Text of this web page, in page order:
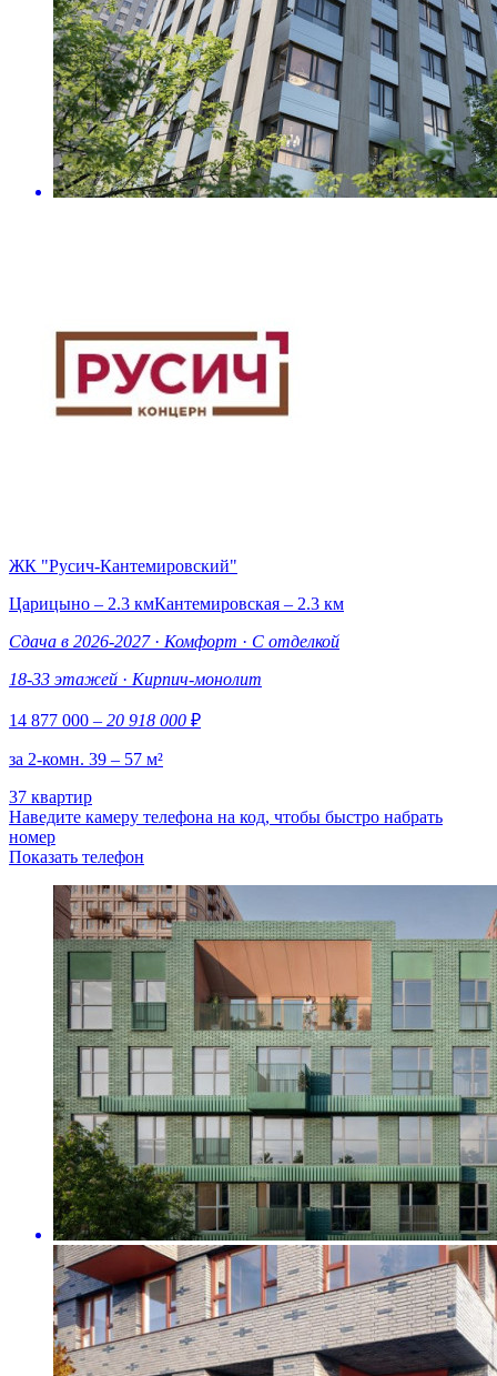
ЖК "Русич-Кантемировский"
Царицыно – 2.3 кмКантемировская – 2.3 км
Сдача в 2026-2027 · Комфорт · С отделкой
18-33 этажей · Кирпич-монолит
14 877 000 – 20 918 000 ₽
за 2-комн. 39 – 57 м²
37 квартир
Наведите камеру телефона на код, чтобы быстро набрать
номер
Показать телефон